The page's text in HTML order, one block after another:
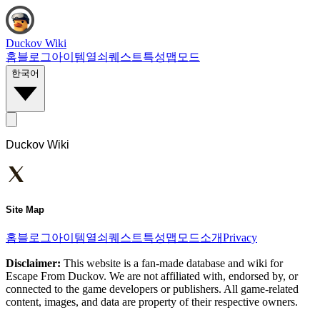
Duckov Wiki
홈블로그아이템열쇠 퀘스트특성맵 모드
한국어
Duckov Wiki
Site Map
홈블로그아이템열쇠 퀘스트특성맵 모드소개Privacy
Disclaimer: This website is a fan-made database and wiki for
Escape From Duckov. We are not affiliated with, endorsed by, or
connected to the game developers or publishers. All game-related
content, images, and data are property of their respective owners.